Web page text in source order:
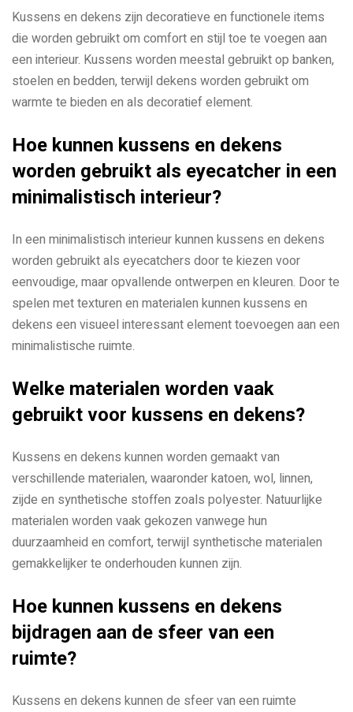
Kussens en dekens zijn decoratieve en functionele items
die worden gebruikt om comfort en stijl toe te voegen aan
een interieur. Kussens worden meestal gebruikt op banken,
stoelen en bedden, terwijl dekens worden gebruikt om
warmte te bieden en als decoratief element.
Hoe kunnen kussens en dekens
worden gebruikt als eyecatcher in een
minimalistisch interieur?
In een minimalistisch interieur kunnen kussens en dekens
worden gebruikt als eyecatchers door te kiezen voor
eenvoudige, maar opvallende ontwerpen en kleuren. Door te
spelen met texturen en materialen kunnen kussens en
dekens een visueel interessant element toevoegen aan een
minimalistische ruimte.
Welke materialen worden vaak
gebruikt voor kussens en dekens?
Kussens en dekens kunnen worden gemaakt van
verschillende materialen, waaronder katoen, wol, linnen,
zijde en synthetische stoffen zoals polyester. Natuurlijke
materialen worden vaak gekozen vanwege hun
duurzaamheid en comfort, terwijl synthetische materialen
gemakkelijker te onderhouden kunnen zijn.
Hoe kunnen kussens en dekens
bijdragen aan de sfeer van een
ruimte?
Kussens en dekens kunnen de sfeer van een ruimte